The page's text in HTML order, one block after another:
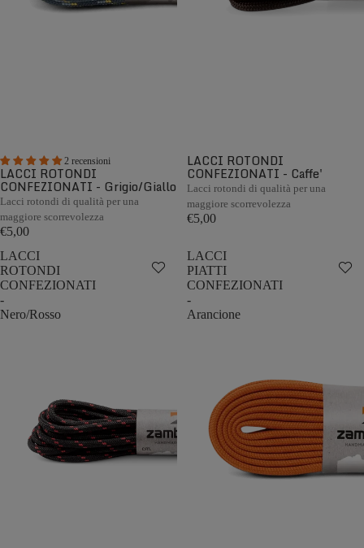
2 recensioni
LACCI ROTONDI
CONFEZIONATI - Grigio/Giallo
Lacci rotondi di qualità per una
maggiore scorrevolezza
€5,00
LACCI ROTONDI
CONFEZIONATI - Caffe'
Lacci rotondi di qualità per una
maggiore scorrevolezza
€5,00
LACCI
ROTONDI
CONFEZIONATI
-
Nero/Rosso
LACCI
PIATTI
CONFEZIONATI
-
Arancione